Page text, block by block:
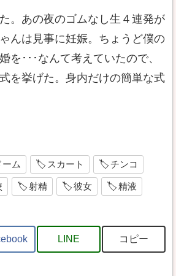
。あの夜のゴムなし生４連発が
んは見事に妊娠。ちょうど僕の
を･･･なんて考えていたので、
を挙げた。身内だけの簡単な式
ーム スカート チンコ
射精 彼女 精液
LINE コピー